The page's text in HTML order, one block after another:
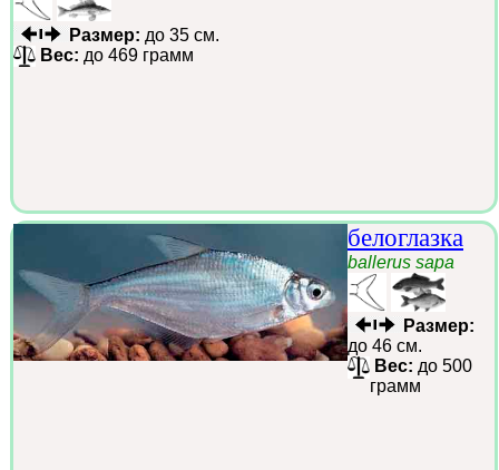
Размер: до 35 см.
Вес: до 469 грамм
белоглазка
ballerus sapa
Размер:
до 46 см.
Вес: до 500
грамм